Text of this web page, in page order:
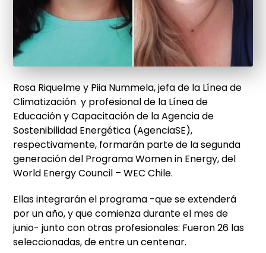
Rosa Riquelme y Piia Nummela, jefa de la Línea de
Climatización y profesional de la Línea de
Educación y Capacitación de la Agencia de
Sostenibilidad Energética (AgenciaSE),
respectivamente, formarán parte de la segunda
generación del Programa Women in Energy, del
World Energy Council – WEC Chile.
Ellas integrarán el programa -que se extenderá
por un año, y que comienza durante el mes de
junio- junto con otras profesionales: Fueron 26 las
seleccionadas, de entre un centenar.